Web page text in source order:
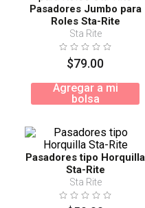
Pasadores Jumbo para
Roles Sta-Rite
Sta Rite
$79.00
Agregar a mi
bolsa
Pasadores tipo Horquilla
Sta-Rite
Sta Rite